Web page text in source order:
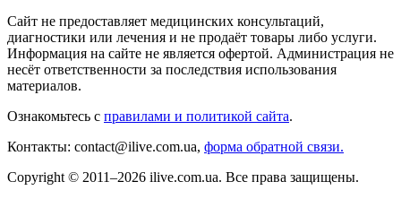
Сайт не предоставляет медицинских консультаций,
диагностики или лечения и не продаёт товары либо услуги.
Информация на сайте не является офертой. Администрация не
несёт ответственности за последствия использования
материалов.
Ознакомьтесь с правилами и политикой сайта.
Контакты: contact@ilive.com.ua, форма обратной связи.
Copyright © 2011–2026 ilive.com.ua. Все права защищены.